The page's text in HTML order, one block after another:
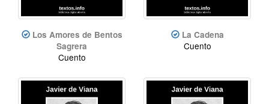
Los Amores de Bentos
Sagrera
Cuento
La Cadena
Cuento